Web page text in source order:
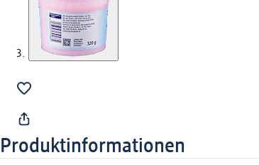
Produktinformationen